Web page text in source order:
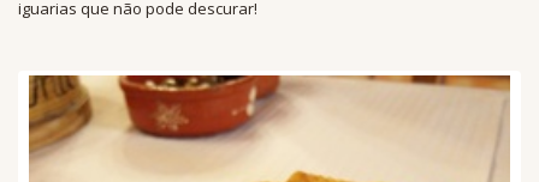
iguarias que não pode descurar!